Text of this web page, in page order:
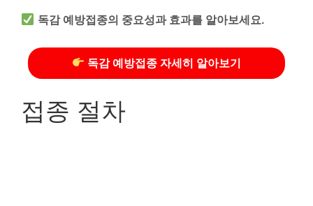
독감 예방접종의 중요성과 효과를 알아보세요.
독감 예방접종 자세히 알아보기
접종 절차